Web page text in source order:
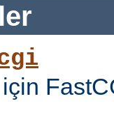
için